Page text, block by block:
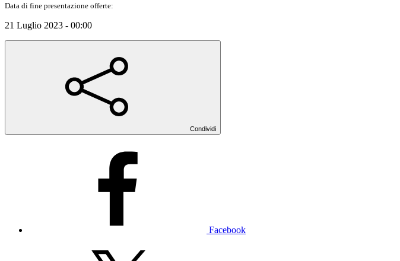
Data di fine presentazione offerte:
21 Luglio 2023 - 00:00
Condividi
Facebook